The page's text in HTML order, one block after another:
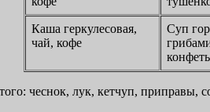
Каша геркулесовая,
чай, кофе
Суп
чеснок, лук, кетчуп, приправы,